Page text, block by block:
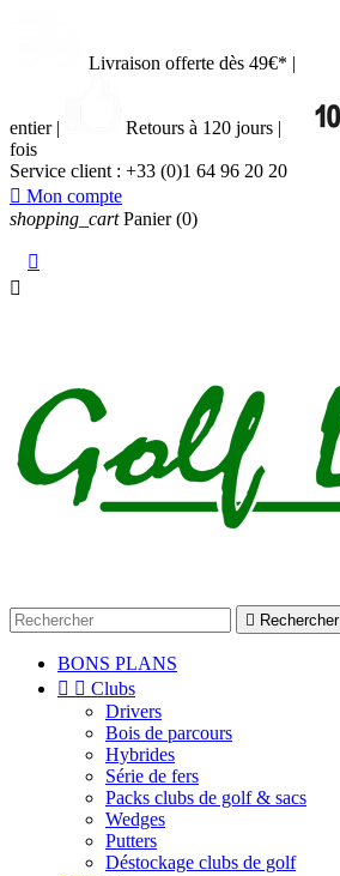
Livraison offerte dès 49€* |
entier | Retours à 120 jours |
fois
Service client : +33 (0)1 64 96 20 20
 Mon compte
shopping_cart Panier (0)


 Rechercher
BONS PLANS
  Clubs
Drivers
Bois de parcours
Hybrides
Série de fers
Packs clubs de golf & sacs
Wedges
Putters
Déstockage clubs de golf